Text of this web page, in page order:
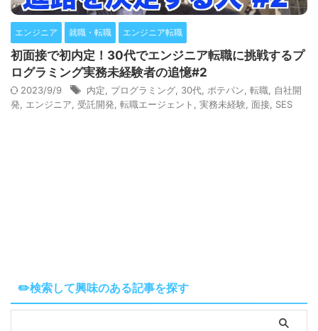
エンジニア 就職・転職 エンジニア転職
初面接で初内定！30代でエンジニア転職に挑戦するプ
ログラミング実務未経験者の追憶#2
2023/9/9 内定 プログラミング 30代 ポテパン 転職
自社開
発
エンジニア 受託開発 転職エージェント 実務未経験 面接 SES
✏️検索して興味のある記事を探す